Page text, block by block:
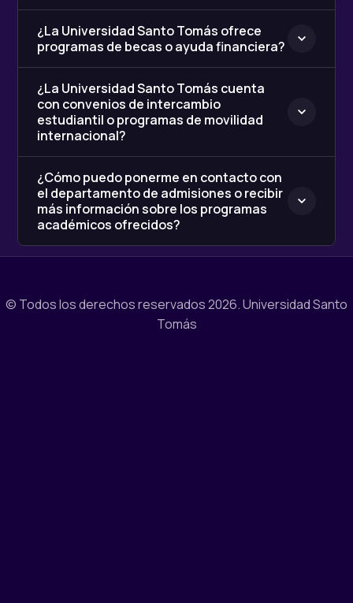
¿La Universidad Santo Tomás cuenta
con convenios de intercambio
estudiantil o programas de movilidad
internacional?
¿Cómo puedo ponerme en contacto con
el departamento de admisiones o recibir
más información sobre los programas
académicos ofrecidos?
© Todos los derechos reservados 2026.Universidad Santo
Tomás